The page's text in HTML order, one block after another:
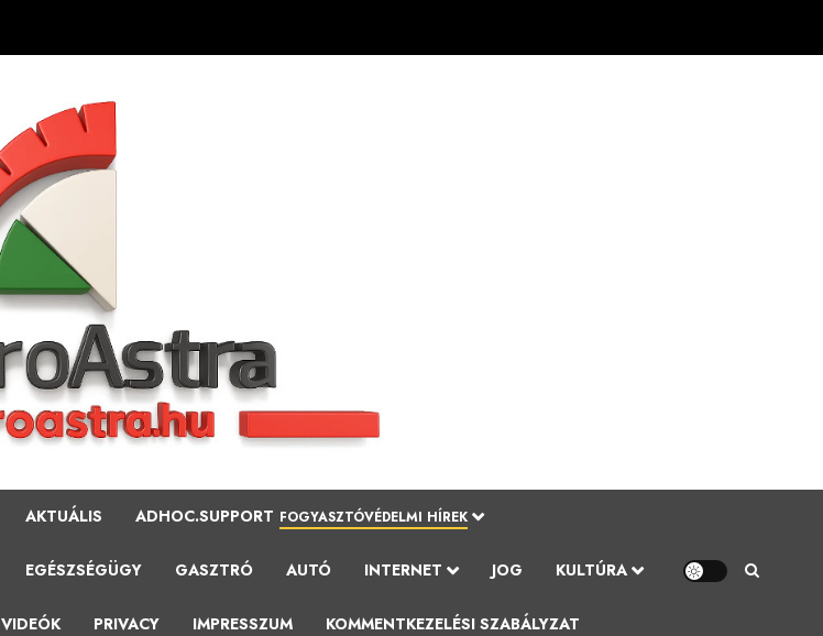
AKTUÁLIS ADHOC.SUPPORT FOGYASZTÓVÉDELMI HÍREK
EGÉSZSÉGÜGY GASZTRÓ AUTÓ INTERNET JOG KULTÚRA
VIDEÓK PRIVACY IMPRESSZUM KOMMENTKEZELÉSI SZABÁLYZAT